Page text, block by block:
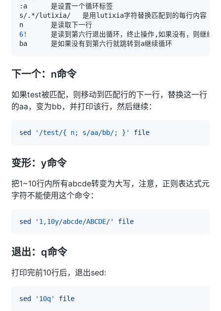
6!
下一个：n命令
如果test被匹配，则移动到匹配行的下一行，替换这一行
的aa，变为bb，并打印该行，然后继续：
sed '/test/{ n; s/aa/bb/; }' file
变形：y命令
把1~10行内所有abcde转变为大写，注意，正则表达式元
字符不能使用这个命令：
sed '1,10y/abcde/ABCDE/' file
退出：q命令
打印完前10行后，退出sed:
sed '10q' file